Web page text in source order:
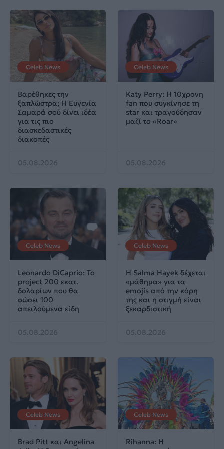
Celeb News
Βαρέθηκες την
ξαπλώστρα; Η Ευγενία
Σαμαρά σού δίνει ιδέα
για τις πιο
διασκεδαστικές
διακοπές
05.08.2026
Celeb News
Katy Perry: Η 10χρονη
fan που συγκίνησε τη
star και τραγούδησαν
μαζί το «Roar»
05.08.2026
Celeb News
Leonardo DiCaprio: Το
project 200 εκατ.
δολαρίων που θα
σώσει 100
απειλούμενα είδη
05.08.2026
Celeb News
Η Salma Hayek δέχεται
«μάθημα» για τα
emojis από την κόρη
της και η στιγμή είναι
ξεκαρδιστική
05.08.2026
Celeb News
Brad Pitt και Angelina
Celeb News
Rihanna: Η